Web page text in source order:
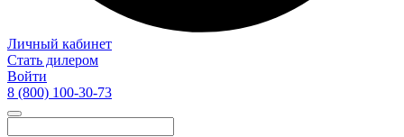
Личный кабинет
Стать дилером
Войти
8 (800) 100-30-73